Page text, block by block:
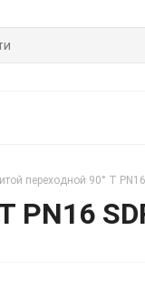
переходной 90° T
PN16